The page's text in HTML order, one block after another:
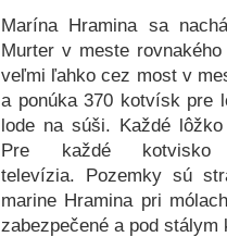
Marína Hramina sa
Murter v meste
veľmi ľahko cez most v
a ponúka 370 kotvísk pre
lode na súši. Každé
Pre každé
televízia. Pozemky sú
marine Hramina pri
zabezpečené a pod